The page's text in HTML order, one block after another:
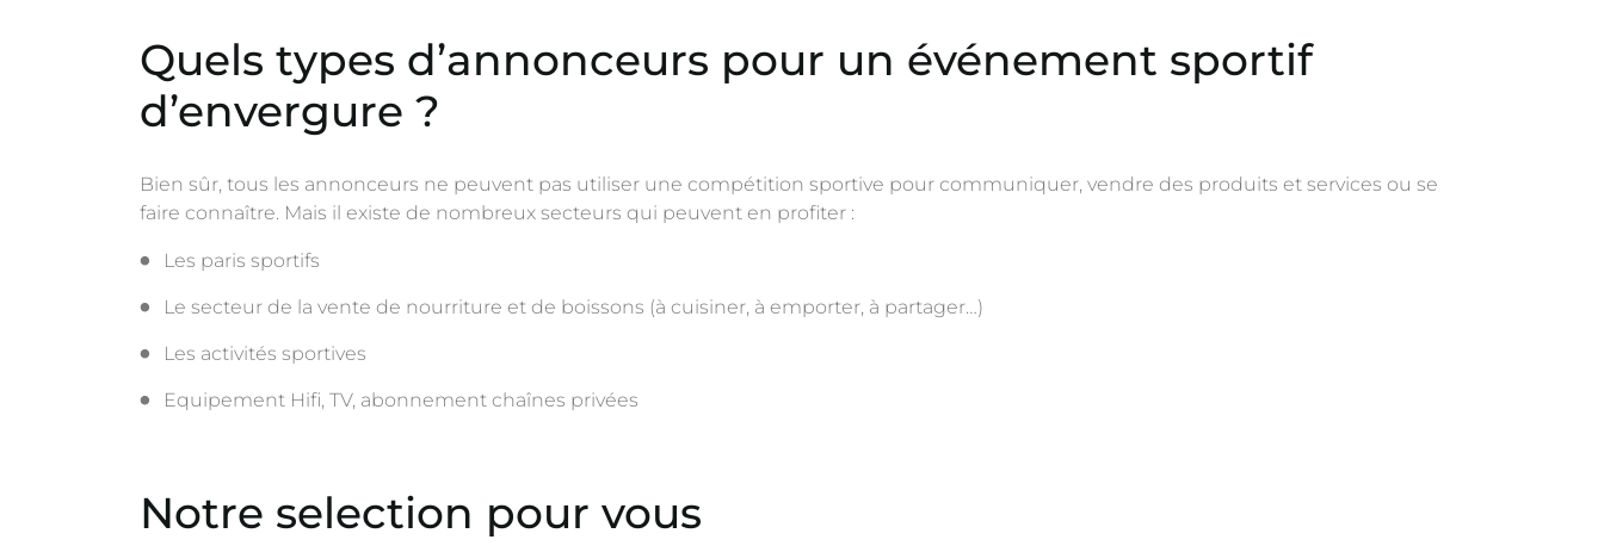
Quels types d’annonceurs pour un événement sportif
d’envergure ?
Bien sûr, tous les annonceurs ne peuvent pas utiliser une compétition sportive pour communiquer, vendre des produits et services ou se
faire connaître. Mais il existe de nombreux secteurs qui peuvent en profiter :
Les paris sportifs
Le secteur de la vente de nourriture et de boissons (à cuisiner, à emporter, à partager…)
Les activités sportives
Equipement Hifi, TV, abonnement chaînes privées
Notre selection pour vous